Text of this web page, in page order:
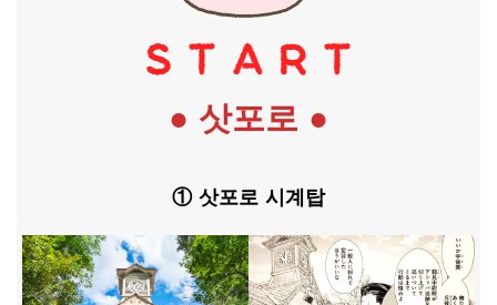
● 삿포로 ●
① 삿포로 시계탑